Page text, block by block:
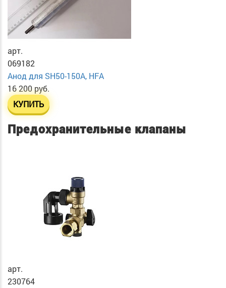
арт.
069182
Анод для SH50-150A, HFA
16 200 руб.
КУПИТЬ
Предохранительные клапаны
арт.
230764